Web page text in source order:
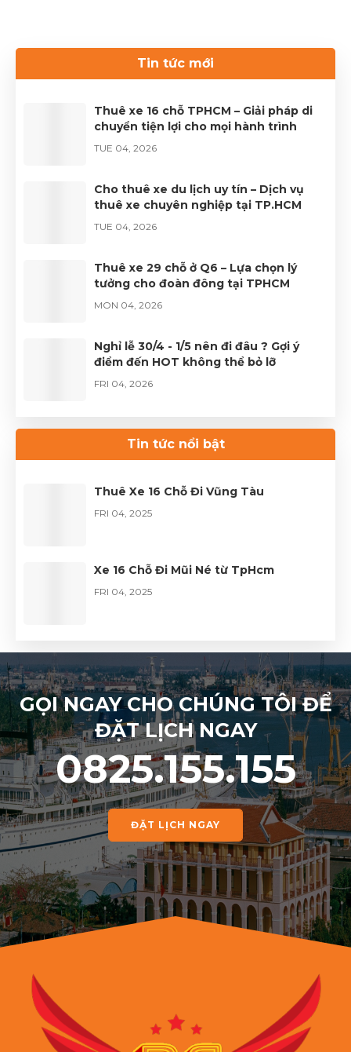
dịch vụ thuê xe uy tín, hãy liên hệ với Thuê xe Phong
Cảnh để được phục vụ tốt nhất.Liên hệ 0899 78
Tin tức mới
Thuê xe 16 chỗ TPHCM – Giải pháp di
chuyển tiện lợi cho mọi hành trình
TUE 04, 2026
Cho thuê xe du lịch uy tín – Dịch vụ
thuê xe chuyên nghiệp tại TP.HCM
TUE 04, 2026
Thuê xe 29 chỗ ở Q6 – Lựa chọn lý
tưởng cho đoàn đông tại TPHCM
MON 04, 2026
Nghỉ lễ 30/4 - 1/5 nên đi đâu ? Gợi ý
điểm đến HOT không thể bỏ lỡ
FRI 04, 2026
– Hành trình đầy trọn vẹn
FRI 04, 2026
Tin tức nổi bật
Thuê Xe 16 Chỗ Đi Vũng Tàu
FRI 04, 2025
Xe 16 Chỗ Đi Mũi Né từ TpHcm
FRI 04, 2025
GỌI NGAY CHO CHÚNG TÔI ĐỂ
ĐẶT LỊCH NGAY
0825.155.155
ĐẶT LỊCH NGAY